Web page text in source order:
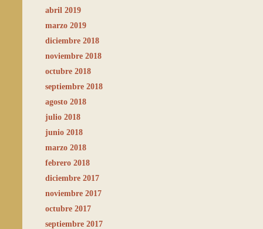
abril 2019
marzo 2019
diciembre 2018
noviembre 2018
octubre 2018
septiembre 2018
agosto 2018
julio 2018
junio 2018
marzo 2018
febrero 2018
diciembre 2017
noviembre 2017
octubre 2017
septiembre 2017